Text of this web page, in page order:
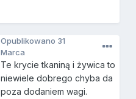
Opublikowano 31
Marca
Te krycie tkaniną i żywica to
niewiele dobrego chyba da
poza dodaniem wagi.